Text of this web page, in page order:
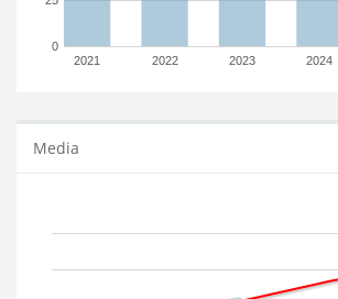
2021 2022 2023 2024
0
Media